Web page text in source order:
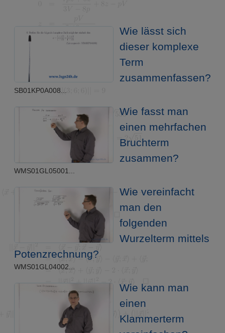
Wie lässt sich
dieser komplexe
Term
zusammenfassen?
SB01KP0A008...
Wie fasst man
einen mehrfachen
Bruchterm
zusammen?
WMS01GL05001...
Wie vereinfacht
man den
folgenden
Wurzelterm mittels
Potenzrechnung?
WMS01GL04002...
Wie kann man
einen
Klammerterm